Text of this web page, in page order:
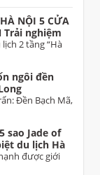
NỘI 5 CỬA
Trải nghiệm
tuyến Hà
2 tầng “Hà
ngôi đền
Đền Bạch Mã,
sao Jade of
du lịch Hà
được giới